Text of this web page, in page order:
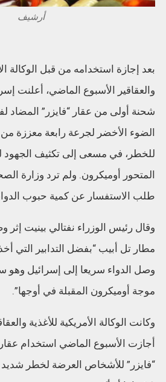
أرشيف
بعد إجازة استخدامه من قبل الوكالة
والعقاقير الأسبوع الماضي، أعلنت
شحنة أولى من عقار “فايزر” المضاد
الضوء الأخضر لجرعة رابعة معززة
للخطر، في مسعى إلى تكثيف الجهود
المتحور أوميكرون. ولم ترد وزارة
طلب الاستفسار عن كمية حبوب
وقال رئيس الوزراء نفتالي بينيت إثر
مطار تل أبيب “بفضل التدابير التي
وصل الدواء سريعا إلى إسرائيل
موجة أوميكرون المقبلة في أوجها”.
وكانت الوكالة الأمريكية للأغذية
أجازت الأسبوع الماضي استخدام
“فايزر” للأشخاص العرضة لخطر شديد